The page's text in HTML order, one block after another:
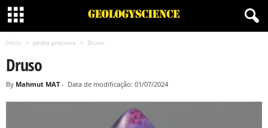
Início pedra preciosa Druso
Druso
By Mahmut MAT- Data de modificação: 01/07/2024